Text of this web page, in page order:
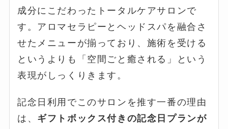
成分にこだわったトータルケアサロンで
す。アロマセラピーとヘッドスパを融合さ
せたメニューが揃っており、施術を受ける
というよりも「空間ごと癒される」という
表現がしっくりきます。
記念日利用でこのサロンを推す一番の理由
は、 ギフトボックス付きの記念日プランが